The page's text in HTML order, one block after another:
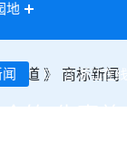
地
频道 》 商标新闻
浙江在线